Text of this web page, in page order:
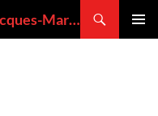
VOLCANMANIA : le blog de Jacques-Marie BARDINTZEFF, volcanologue